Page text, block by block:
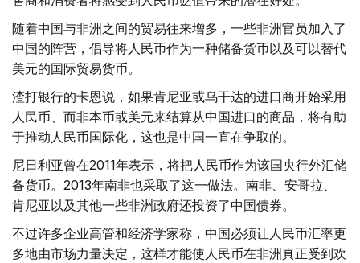
随着中国与非洲之间的贸易往来增多，一些非洲官员加入了
中国的阵营，倡导将人民币作为一种储备货币以及可以替代
美元的国际贸易货币。
渣打银行的卡恩说，如果肯尼亚或乌干达的进口商开始采用
人民币、而非本币或美元来结算从中国进口的商品，将有助
于推动人民币国际化，这也是中国一直在争取的。
尼日利亚曾在2011年表示，将把人民币作为该国央行外汇储
备货币。2013年南非也采取了这一做法。南非、安哥拉、
肯尼亚以及其他一些非洲政府还投资了中国债券。
不过许多企业高管和经济学家称，中国必须让人民币汇率更
多地由市场力量决定，这样才能使人民币在非洲真正受到欢